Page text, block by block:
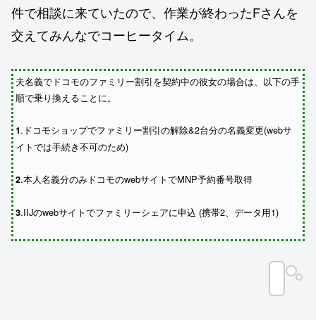
件で相談に来ていたので、作業が終わったFさんを
交えてみんなでコーヒータイム。
夫名義でドコモのファミリー割引を契約中の彼女の場合は、以下の手
順で乗り換えることに。
1.ドコモショップでファミリー割引の解除&2台分の名義変更(webサ
イトでは手続き不可のため)
2.本人名義分のみドコモのwebサイトでMNP予約番号取得
3.IIJのwebサイトでファミリーシェアに申込 (携帯2、データ用1)